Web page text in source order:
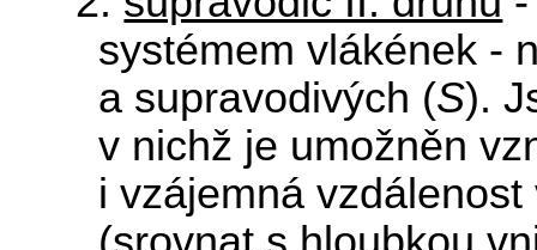
systémem vlákének -
a supravodivých (S).
v nichž je umožněn
i vzájemná